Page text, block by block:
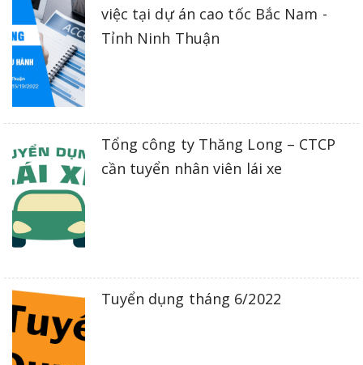
việc tại dự án cao tốc Bắc Nam -
Tỉnh Ninh Thuận
Tổng công ty Thăng Long – CTCP
cần tuyển nhân viên lái xe
Tuyển dụng tháng 6/2022